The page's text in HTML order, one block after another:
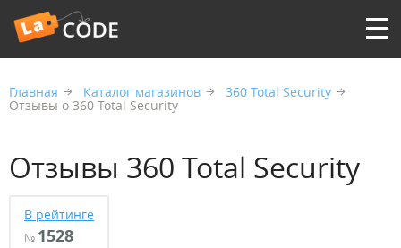
Главная Каталог магазинов 360 Total Security
Отзывы о 360 Total Security
Отзывы 360 Total Security
В рейтинге
№ 1528